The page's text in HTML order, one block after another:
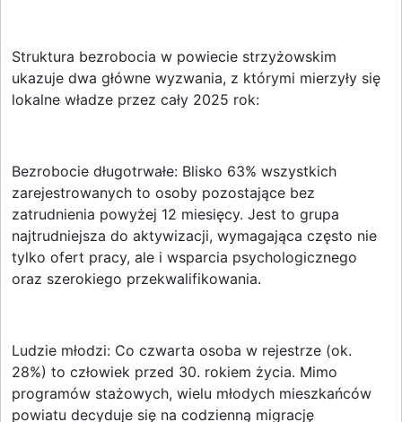
Struktura bezrobocia w powiecie strzyżowskim
ukazuje dwa główne wyzwania, z którymi mierzyły się
lokalne władze przez cały 2025 rok:
Bezrobocie długotrwałe: Blisko 63% wszystkich
zarejestrowanych to osoby pozostające bez
zatrudnienia powyżej 12 miesięcy. Jest to grupa
najtrudniejsza do aktywizacji, wymagająca często nie
tylko ofert pracy, ale i wsparcia psychologicznego
oraz szerokiego przekwalifikowania.
Ludzie młodzi: Co czwarta osoba w rejestrze (ok.
28%) to człowiek przed 30. rokiem życia. Mimo
programów stażowych, wielu młodych mieszkańców
powiatu decyduje się na codzienną migrację